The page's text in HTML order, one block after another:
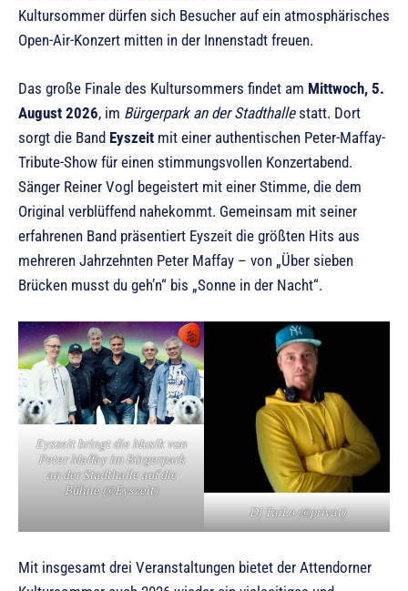
Kultursommer dürfen sich Besucher auf ein atmosphärisches
Open-Air-Konzert mitten in der Innenstadt freuen.
Das große Finale des Kultursommers findet am Mittwoch, 5.
August 2026, im Bürgerpark an der Stadthallestatt. Dort
sorgt die Band Eyszeit mit einer authentischen Peter-Maffay-
Tribute-Show für einen stimmungsvollen Konzertabend.
Sänger Reiner Vogl begeistert mit einer Stimme, die dem
Original verblüffend nahekommt. Gemeinsam mit seiner
erfahrenen Band präsentiert Eyszeit die größten Hits aus
mehreren Jahrzehnten Peter Maffay – von „Über sieben
Brücken musst du geh’n“ bis „Sonne in der Nacht“.
Eyszeit bringt die Musik von
Peter Maffay im Bürgerpark
an der Stadthalle auf die
Bühne (©Eyszeit)
DJ TaiLo (©privat)
Mit insgesamt drei Veranstaltungen bietet der Attendorner